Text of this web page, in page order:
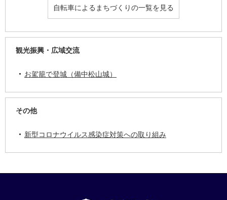
自転車によるまちづくりの一覧を見る
観光振興・広域交流
お駕籠で登城（備中松山城）
その他
新型コロナウイルス感染症対策への取り組み